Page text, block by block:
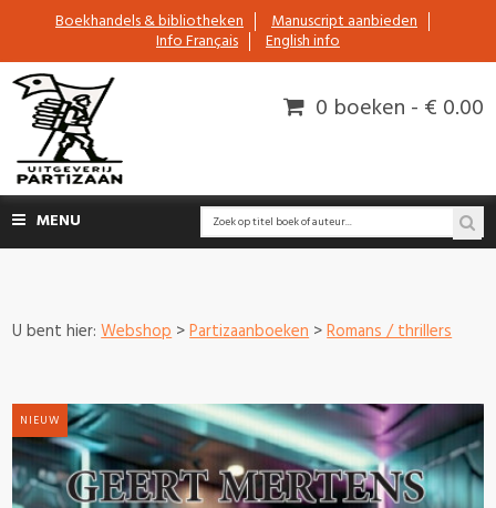
Boekhandels & bibliotheken Manuscript aanbieden
Info Français English info
0 boeken - € 0.00
MENU
U bent hier:Webshop>Partizaanboeken>Romans / thrillers
NIEUW